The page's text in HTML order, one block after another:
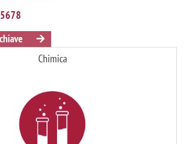
Chimica